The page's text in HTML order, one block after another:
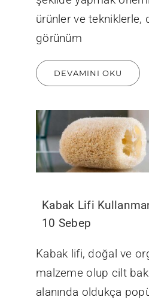
ürünler ve tekniklerle,
görünüm
DEVAMINI OKU
Kabak Lifi
10 Sebep
Kabak lifi, doğal ve
malzeme olup cilt
alanında oldukça